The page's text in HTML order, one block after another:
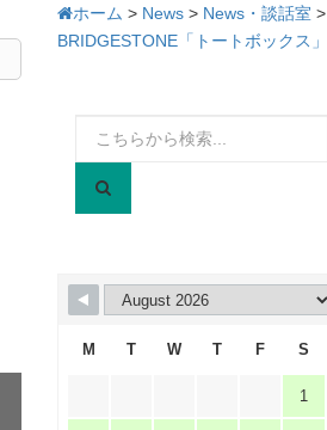
ホーム > News > News・談話室 >
BRIDGESTONE「トートボックス」
M T W T F S
1